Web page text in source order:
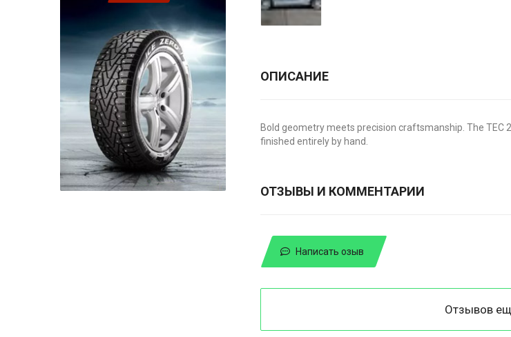
ОПИСАНИЕ
Bold geometry meets precision craftsmanship. The TEC
finished entirely by hand.
ОТЗЫВЫ И КОММЕНТАРИИ
Написать озыв
Отзывов